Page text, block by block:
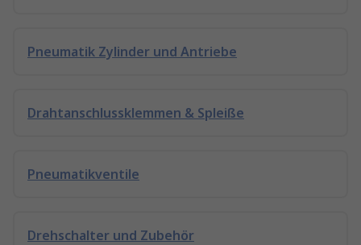
Pneumatik Zylinder und Antriebe
Drahtanschlussklemmen & Spleiße
Pneumatikventile
Drehschalter und Zubehör